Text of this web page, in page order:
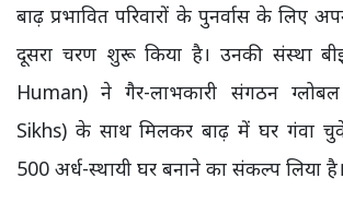
बाढ़ प्रभावित परिवारों के पुनर्वास के लिए
दूसरा चरण शुरू किया है। उनकी संस्था
Human) ने गैर-लाभकारी संगठन
Sikhs) के साथ मिलकर बाढ़ में घर गंवा
500 अर्ध-स्थायी घर बनाने का संकल्प लिया है।